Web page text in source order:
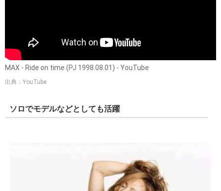
MAX - Ride on time (PJ 1998.08.01) - YouTube
出典：YouTube
ソロでモデルなどとしても活躍